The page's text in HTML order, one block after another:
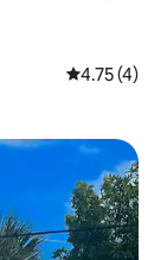
Calificación
4.75 (4)